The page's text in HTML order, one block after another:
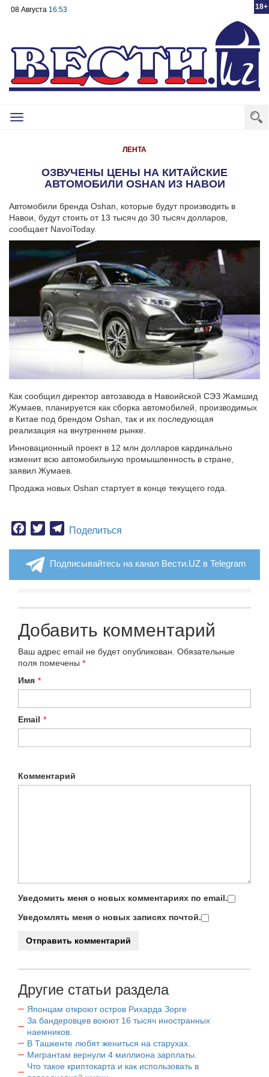
18+
08 Августа 16:53
Toggle
ЛЕНТА
ОЗВУЧЕНЫ ЦЕНЫ НА КИТАЙСКИЕ
АВТОМОБИЛИ OSHAN ИЗ НАВОИ
Автомобили бренда Oshan, которые будут производить в
Навои, будут стоить от 13 тысяч до 30 тысяч долларов,
сообщает NavoiToday.
Как сообщил директор автозавода в Навоийской СЭЗ Жамшид
Жумаев, планируется как сборка автомобилей, производимых
в Китае под брендом Oshan, так и их последующая
реализация на внутреннем рынке.
Инновационный проект в 12 млн долларов кардинально
изменит всю автомобильную промышленность в стране,
заявил Жумаев.
Продажа новых Oshan стартует в конце текущего года.
Facebook
TwitterTelegram
Поделиться
Подписывайтесь на канал Вести.UZ в Telegram
Добавить комментарий
Ваш адрес email не будет опубликован. Обязательные
поля помечены *
Имя *
Email *
Комментарий
Уведомить меня о новых комментариях по email.
Уведомлять меня о новых записях почтой.
Другие статьи раздела
Японцам откроют остров Рихарда Зорге
За бандеровцев воюют 16 тысяч иностранных
наемников.
В Ташкенте любят жениться на старухах.
Мигрантам вернули 4 миллиона зарплаты.
Что такое криптокарта и как использовать в